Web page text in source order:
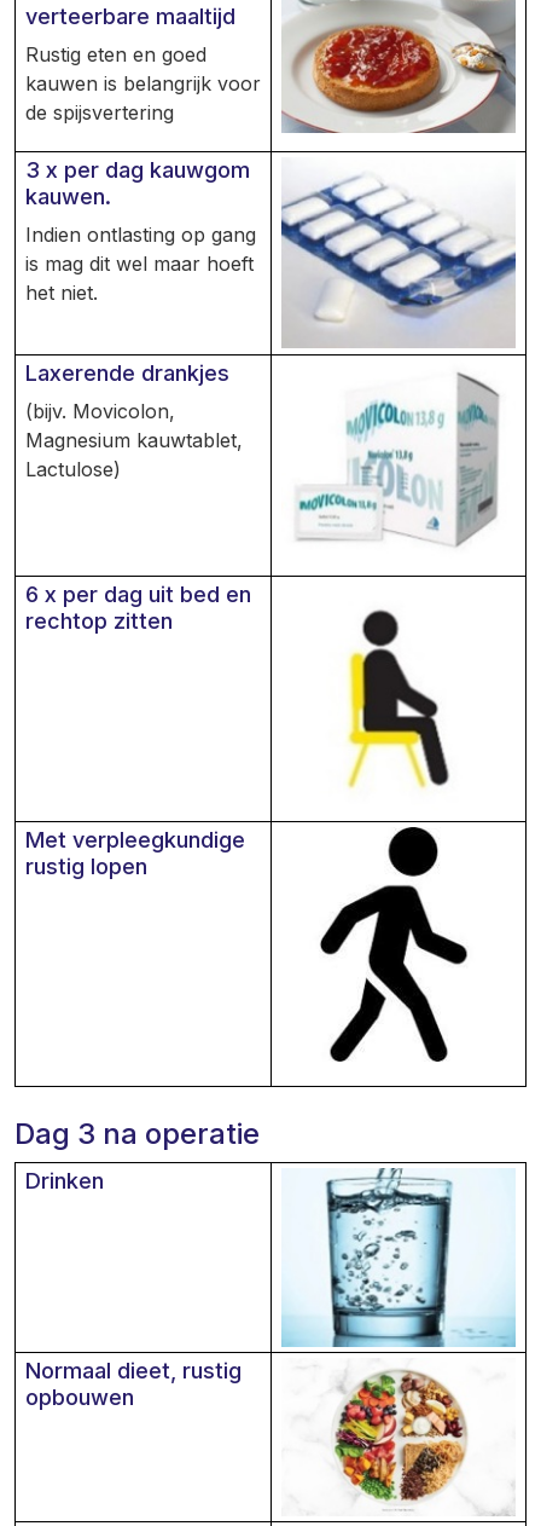
verteerbare maaltijd
Rustig eten en goed
kauwen is belangrijk voor
de spijsvertering
3 x per dag kauwgom
kauwen.
Indien ontlasting op gang
is mag dit wel maar hoeft
het niet.
Laxerende drankjes
(bijv. Movicolon,
Magnesium kauwtablet,
Lactulose)
6 x per dag uit bed en
rechtop zitten
Met verpleegkundige
rustig lopen
Dag 3 na operatie
Drinken
Normaal dieet, rustig
opbouwen